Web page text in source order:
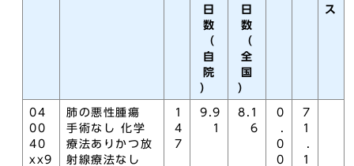
日
数
（
自
院
）
日
数
（
全
国
）
ス
04
00
40
xx9
肺の悪性腫瘍
手術なし 化学
療法ありかつ放
射線療法なし
1
4
7
9.9
1
8.1
6
0
.
0
0
7
1
.
1